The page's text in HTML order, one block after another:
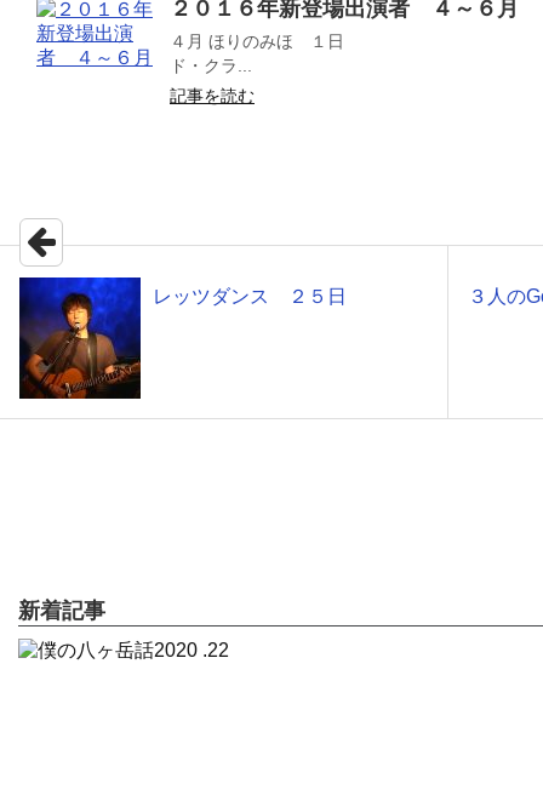
２０１６年新登場出演者 ４～６月
４月 ほりのみほ １日 雰囲気
ド・クラ...
記事を読む
レッツダンス ２５日 ３人の
新着記事